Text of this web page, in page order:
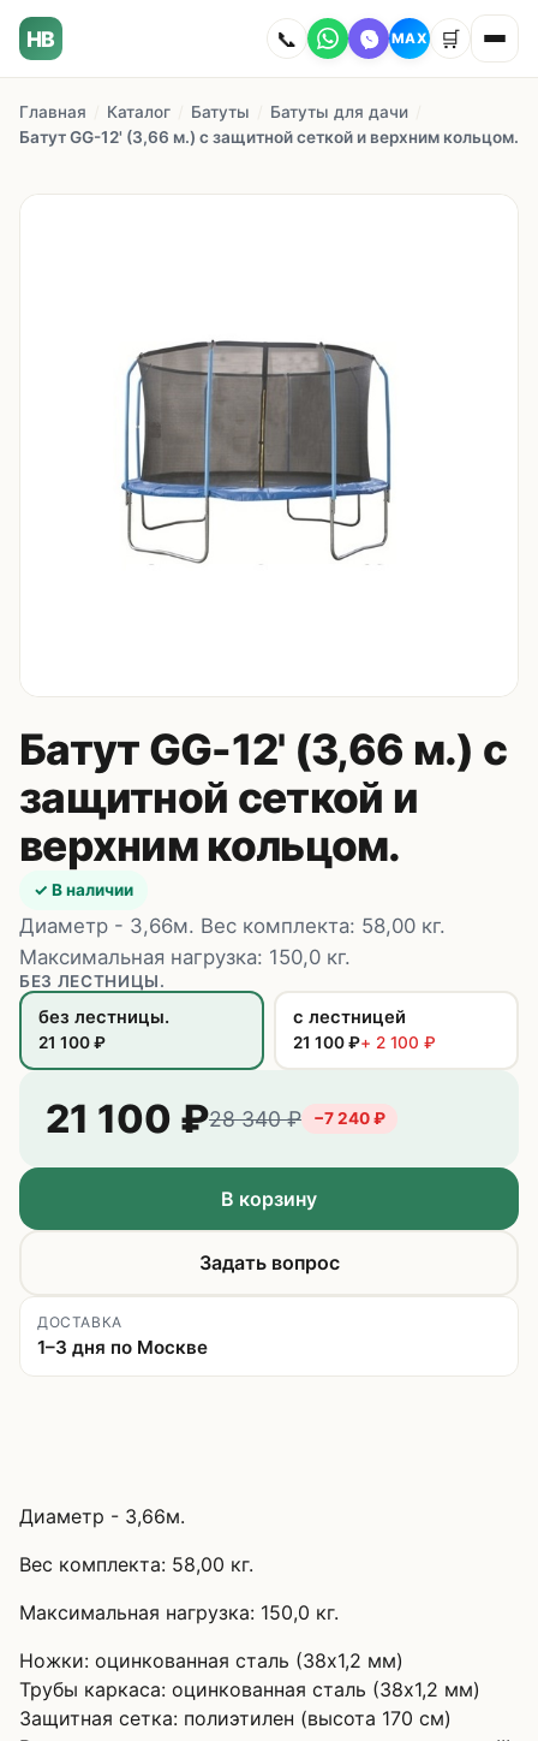
HB 📞 MAX 🛒
Главная
Как заказать
Доставка
Сотрудничество
Контакты
Zakaz.HappyBaby2000@ya.ru
Главная Каталог Батуты Батуты для дачи
Батут GG-12' (3,66 м.) с защитной сеткой и верхним кольцом.
Батут GG-12' (3,66 м.) с
защитной сеткой и
верхним кольцом.
✓ В наличии
Диаметр - 3,66м. Вес комплекта: 58,00 кг.
Максимальная нагрузка: 150,0 кг.
БЕЗ ЛЕСТНИЦЫ.
без лестницы.
21 100₽
с лестницей
21 100₽+ 2 100 ₽
21 100 ₽28 340₽ −7 240₽
В корзину
Задать вопрос
ДОСТАВКА
1–3 дня по Москве
Диаметр - 3,66м.
Вес комплекта: 58,00 кг.
Максимальная нагрузка: 150,0 кг.
Ножки: оцинкованная сталь (38х1,2 мм)
Трубы каркаса: оцинкованная сталь (38х1,2 мм)
Защитная сетка: полиэтилен (высота 170 см)